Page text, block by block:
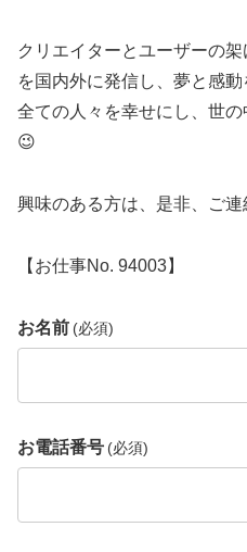
クリエイターとユーザーの
を国内外に発信し、夢と感
全ての人々を幸せにし、世
😉
興味のある方は、是非、ご連
【お仕事No. 94003】
お名前 (必須)
お電話番号 (必須)